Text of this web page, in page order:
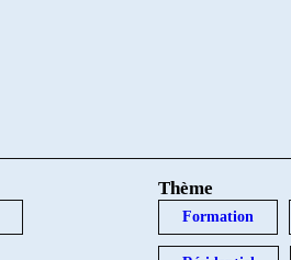
Thème
Formation